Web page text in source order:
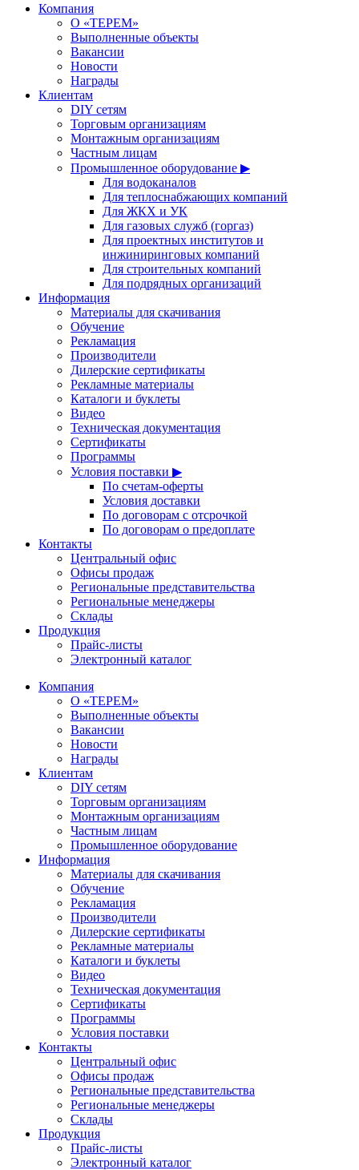
Компания
О «ТЕРЕМ»
Выполненные объекты
Вакансии
Новости
Награды
Клиентам
DIY сетям
Торговым организациям
Монтажным организациям
Частным лицам
Промышленное оборудование ▶
Для водоканалов
Для теплоснабжающих компаний
Для ЖКХ и УК
Для газовых служб (горгаз)
Для проектных институтов и
инжиниринговых компаний
Для строительных компаний
Для подрядных организаций
Информация
Материалы для скачивания
Обучение
Рекламация
Производители
Дилерские сертификаты
Рекламные материалы
Каталоги и буклеты
Видео
Техническая документация
Сертификаты
Программы
Условия поставки ▶
По счетам-оферты
Условия доставки
По договорам с отсрочкой
По договорам о предоплате
Контакты
Центральный офис
Офисы продаж
Региональные представительства
Региональные менеджеры
Склады
Продукция
Прайс-листы
Электронный каталог
Компания
О «ТЕРЕМ»
Выполненные объекты
Вакансии
Новости
Награды
Клиентам
DIY сетям
Торговым организациям
Монтажным организациям
Частным лицам
Промышленное оборудование
Информация
Материалы для скачивания
Обучение
Рекламация
Производители
Дилерские сертификаты
Рекламные материалы
Каталоги и буклеты
Видео
Техническая документация
Сертификаты
Программы
Условия поставки
Контакты
Центральный офис
Офисы продаж
Региональные представительства
Региональные менеджеры
Склады
Продукция
Прайс-листы
Электронный каталог